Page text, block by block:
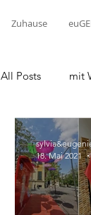
Zuhause
All Posts mit
18. Mai 2021